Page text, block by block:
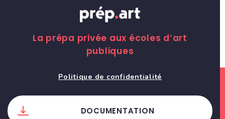
La prépa privée aux écoles d’art
publiques
Politique de confidentialité
DOCUMENTATION